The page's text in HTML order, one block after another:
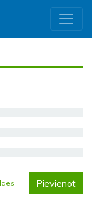
Pievienot